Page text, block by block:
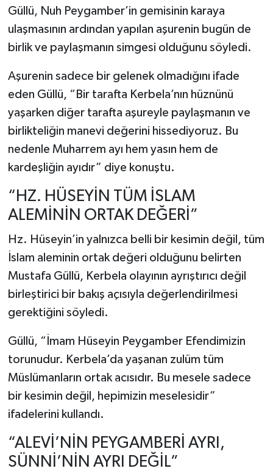
Güllü, Nuh Peygamber’in gemisinin karaya
ulaşmasının ardından yapılan aşurenin bugün de
birlik ve paylaşmanın simgesi olduğunu söyledi.
Aşurenin sadece bir gelenek olmadığını ifade
eden Güllü, “Bir tarafta Kerbela’nın hüznünü
yaşarken diğer tarafta aşureyle paylaşmanın ve
birlikteliğin manevi değerini hissediyoruz. Bu
nedenle Muharrem ayı hem yasın hem de
kardeşliğin ayıdır” diye konuştu.
“HZ. HÜSEYİN TÜM İSLAM
ALEMİNİN ORTAK DEĞERİ”
Hz. Hüseyin’in yalnızca belli bir kesimin değil, tüm
İslam aleminin ortak değeri olduğunu belirten
Mustafa Güllü, Kerbela olayının ayrıştırıcı değil
birleştirici bir bakış açısıyla değerlendirilmesi
gerektiğini söyledi.
Güllü, “İmam Hüseyin Peygamber Efendimizin
torunudur. Kerbela’da yaşanan zulüm tüm
Müslümanların ortak acısıdır. Bu mesele sadece
bir kesimin değil, hepimizin meselesidir”
ifadelerini kullandı.
“ALEVİ’NİN PEYGAMBERİ AYRI,
SÜNNİ’NİN AYRI DEĞİL”